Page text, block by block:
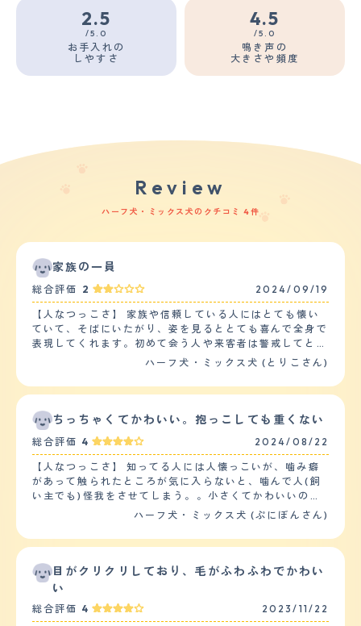
2.5
/5.0
お手入れの
しやすさ
4.5
/5.0
鳴き声の
大きさや頻度
Review
ハーフ犬・ミックス犬のクチコミ 4件
家族の一員
総合評価 2 2024/09/19
【人なつっこさ】 家族や信頼している人にはとても懐い
ていて、そばにいたがり、姿を見るととても喜んで全身で
表現してくれます。初めて会う人や来客者は警戒してとて
も吠えて、噛みつこうとすることもあります。子どもも苦
丸まり、引き返そうとしたり立ち止まって動かなくなって
の犬とすれ違っても噛みつこうとしたり唸ったりすること
があります。 【落ち着き】 とても落ち着きがなく、特に
散歩に行く時は喜んで飛び上がって体当たりしてきたり、
の近くにいる時は安心して横になりぐっすり寝ていること
もありますが、物音がするとすぐに起きます。 【しつけ
やすさ】 小さい頃はしつけ教室にもいったことがありま
すが、日本犬の雑種と言うことで元々しつけしにくいと言
以外で待っていることができず、一緒に出かけるとトイレ
にいくこともできません。 【お手入れ】 毛がよく抜け
て、年の半分は生え替わり期間なのではないかというくら
いいつも抜け毛があります。なので、車で出かける時もそ
の度に掃除をしなければならず面倒です。カットはしたこ
とありません。春から秋にかけては、月に1回ほど家でシ
ハーフ犬・ミックス犬 (とりこさん)
ちっちゃくてかわいい。抱っこしても重くない
総合評価 4 2024/08/22
【人なつっこさ】 知ってる人には人懐っこいが、噛み癖
があって触られたところが気に入らないと、噛んで人(飼
い主でも)怪我をさせてしまう。。小さくてかわいいのだ
けど触るのは少し恐い。大人の男性は嫌いで理由もなく噛
そうな」雰囲気の男性を選んでます。配達員さんとか住居
あるし恥ずかしいし、困った子です。でも気を許すと甘え
てきます。かわいい 【落ち着き】 もう4歳で成犬なので
空気を察しているのかとても大人しくねそべってつまんな
ハーフ犬・ミックス犬 (ぷにぼんさん)
目がクリクリしており、毛がふわふわでかわい
い
総合評価 4 2023/11/22